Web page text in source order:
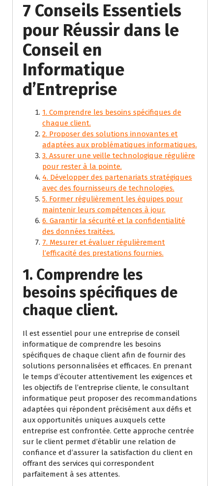
7 Conseils Essentiels
pour Réussir dans le
Conseil en
Informatique
d’Entreprise
1. Comprendre les besoins spécifiques de
chaque client.
2. Proposer des solutions innovantes et
adaptées aux problématiques informatiques.
3. Assurer une veille technologique régulière
pour rester à la pointe.
4. Développer des partenariats stratégiques
avec des fournisseurs de technologies.
5. Former régulièrement les équipes pour
maintenir leurs compétences à jour.
6. Garantir la sécurité et la confidentialité
des données traitées.
7. Mesurer et évaluer régulièrement
l’efficacité des prestations fournies.
1. Comprendre les
besoins spécifiques de
chaque client.
Il est essentiel pour une entreprise de conseil
informatique de comprendre les besoins
spécifiques de chaque client afin de fournir des
solutions personnalisées et efficaces. En prenant
le temps d’écouter attentivement les exigences et
les objectifs de l’entreprise cliente, le consultant
informatique peut proposer des recommandations
adaptées qui répondent précisément aux défis et
aux opportunités uniques auxquels cette
entreprise est confrontée. Cette approche centrée
sur le client permet d’établir une relation de
confiance et d’assurer la satisfaction du client en
offrant des services qui correspondent
parfaitement à ses attentes.